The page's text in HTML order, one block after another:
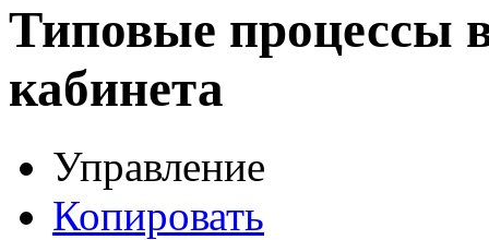
Типовые процессы
кабинета
Управление
Копировать